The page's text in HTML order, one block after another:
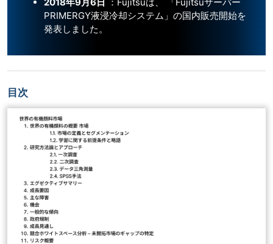
PRIMERGY液浸冷却システム」の国内販売開始を
発表しました。
目次